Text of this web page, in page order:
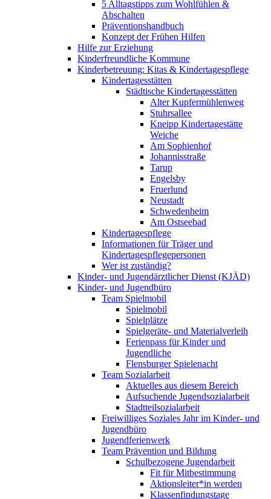
5 Alltagstipps zum Wohlfühlen &
Abschalten
Präventionshandbuch
Konzept der Frühen Hilfen
Hilfe zur Erziehung
Kinderfreundliche Kommune
Kinderbetreuung: Kitas & Kindertagespflege
Kindertagesstätten
Städtische Kindertagesstätten
Alter Kupfermühlenweg
Stuhrsallee
Kneipp Kindertagestätte
Weiche
Am Sophienhof
Johannisstraße
Tarup
Engelsby
Fruerlund
Neustadt
Schwedenheim
Am Ostseebad
Kindertagespflege
Informationen für Träger und
Kindertagespflegepersonen
Wer ist zuständig?
Kinder- und Jugendärztlicher Dienst (KJÄD)
Kinder- und Jugendbüro
Team Spielmobil
Spielmobil
Spielplätze
Spielgeräte- und Materialverleih
Ferienpass für Kinder und
Jugendliche
Flensburger Spielenacht
Team Sozialarbeit
Aktuelles aus diesem Bereich
Aufsuchende Jugendsozialarbeit
Stadtteilsozialarbeit
Freiwilliges Soziales Jahr im Kinder- und
Jugendbüro
Jugendferienwerk
Team Prävention und Bildung
Schulbezogene Jugendarbeit
Fit für Mitbestimmung
Aktionsleiter*in werden
Klassenfindungstage